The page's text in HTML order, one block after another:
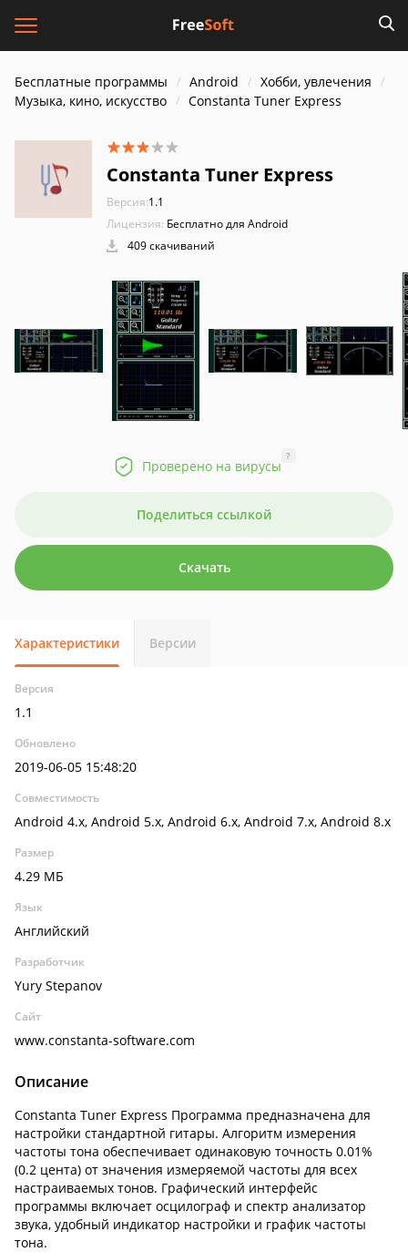
Бесплатные программы Android
Хобби, увлечения
Музыка, кино, искусство
Constanta Tuner Express
Constanta Tuner Express
Версия:1.1
Лицензия: Бесплатно для Android
409 скачиваний
Проверено на вирусы
?
Поделиться ссылкой
Скачать
Характеристики Версии
Версия
1.1
Обновлено
2019-06-05 15:48:20
Совместимость
Android 4.x, Android 5.x, Android 6.x, Android 7.x, Android 8.x
Размер
4.29 МБ
Язык
Английский
Разработчик
Yury Stepanov
Сайт
www.constanta-software.com
Описание
Constanta Tuner Express Программа предназначена для
настройки стандартной гитары. Алгоритм измерения
частоты тона обеспечивает одинаковую точность 0.01%
(0.2 цента) от значения измеряемой частоты для всех
настраиваемых тонов. Графический интерфейс
программы включает осцилограф и спектр анализатор
звука, удобный индикатор настройки и график частоты
тона.